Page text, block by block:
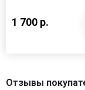
1 700 р.
Отзывы